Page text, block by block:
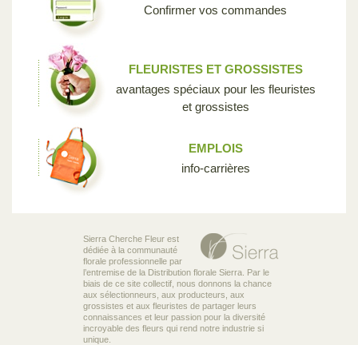
Confirmer vos commandes
FLEURISTES ET GROSSISTES
avantages spéciaux pour les fleuristes
et grossistes
EMPLOIS
info-carrières
Sierra Cherche Fleur est
dédiée à la communauté
florale professionnelle par
l’entremise de la Distribution florale Sierra. Par le
biais de ce site collectif, nous donnons la chance
aux sélectionneurs, aux producteurs, aux
grossistes et aux fleuristes de partager leurs
connaissances et leur passion pour la diversité
incroyable des fleurs qui rend notre industrie si
unique.